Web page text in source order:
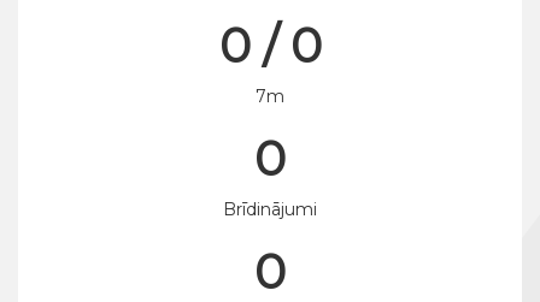
0 / 0
7m
0
Brīdinājumi
0